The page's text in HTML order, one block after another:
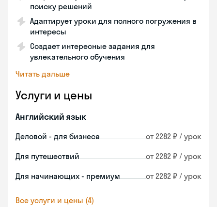
поиску решений
Адаптирует уроки для полного погружения в
интересы
Создает интересные задания для
увлекательного обучения
Читать дальше
Услуги и цены
Английский язык
Деловой - для бизнеса от 2282 ₽ / урок
Для путешествий от 2282 ₽ / урок
Для начинающих - премиум от 2282 ₽ / урок
Все услуги и цены (4)